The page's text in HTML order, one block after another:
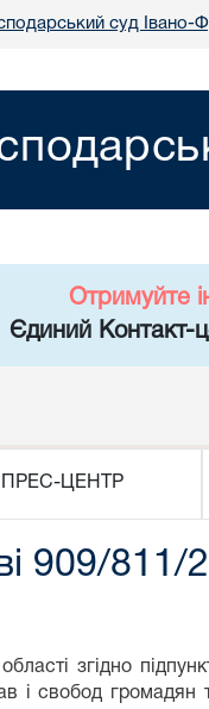
суд Івано-
Отримуйте
Єдиний Контакт-
ПРЕС-ЦЕНТР
909/811/
згідно
і свобод громадян